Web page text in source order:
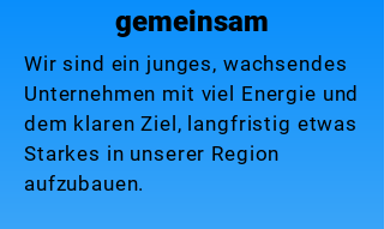
gemeinsam
Wir sind ein junges, wachsendes
Unternehmen mit viel Energie und
dem klaren Ziel, langfristig etwas
Starkes in unserer Region
aufzubauen.